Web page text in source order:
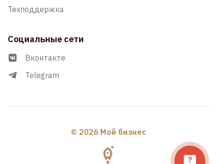
Техподдержка
Социальные сети
Вконтакте
Telegram
© 2026 Мой бизнес